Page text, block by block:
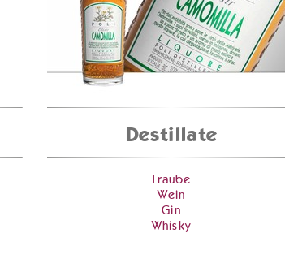
Destillate
Traube
Wein
Gin
Whisky